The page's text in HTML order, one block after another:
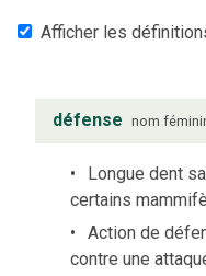
Afficher les
défense nom
Longue dent
certains
Action de
contre une